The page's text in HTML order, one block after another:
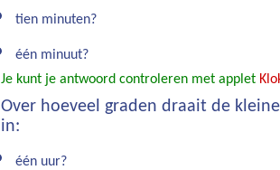
tien minuten?
één minuut?
Je kunt je antwoord controleren met applet
Over hoeveel graden draait de
in:
één uur?